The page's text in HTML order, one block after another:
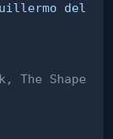
del
The Shape